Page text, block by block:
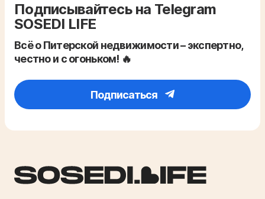
Подписывайтесь на Telegram
SOSEDI LIFE
Всё о Питерской недвижимости – экспертно,
честно и с огоньком! 🔥
Подписаться